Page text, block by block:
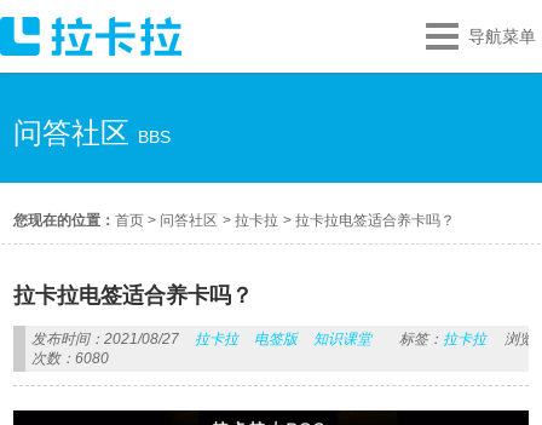
导航菜单
问答社区 BBS
您现在的位置：首页 > 问答社区 >拉卡拉 >拉卡拉电签适合养卡吗？
拉卡拉电签适合养卡吗？
发布时间：2021/08/27 拉卡拉 电签版 知识课堂 标签： 拉卡拉
浏览
次数：6080